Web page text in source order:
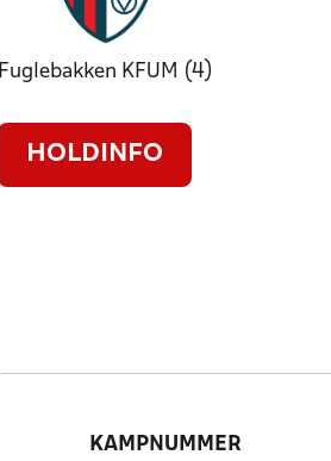
Fuglebakken KFUM (4)
HOLDINFO
KAMPNUMMER